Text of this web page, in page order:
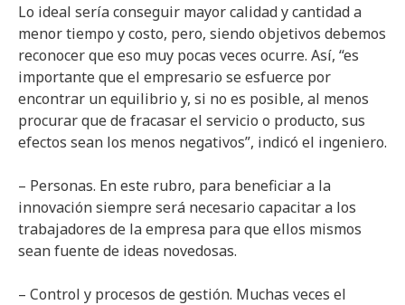
Lo ideal sería conseguir mayor calidad y cantidad a
menor tiempo y costo, pero, siendo objetivos debemos
reconocer que eso muy pocas veces ocurre. Así, “es
importante que el empresario se esfuerce por
encontrar un equilibrio y, si no es posible, al menos
procurar que de fracasar el servicio o producto, sus
efectos sean los menos negativos”, indicó el ingeniero.
– Personas. En este rubro, para beneficiar a la
innovación siempre será necesario capacitar a los
trabajadores de la empresa para que ellos mismos
sean fuente de ideas novedosas.
– Control y procesos de gestión. Muchas veces el